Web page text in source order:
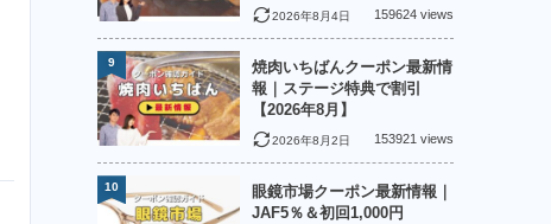
2026年8月4日 159624 views
焼肉いちばんクーポン最新情
報｜ステージ特典で割引
【2026年8月】
2026年8月2日 153921 views
9
眼鏡市場クーポン最新情報｜
JAF5％＆初回1,000円
10